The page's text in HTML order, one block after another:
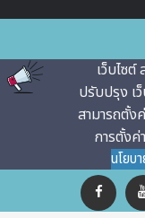
เว็บไซ
ปรับปรุง เ
สามารถตั้ง
การตั้งค่
นโยบ